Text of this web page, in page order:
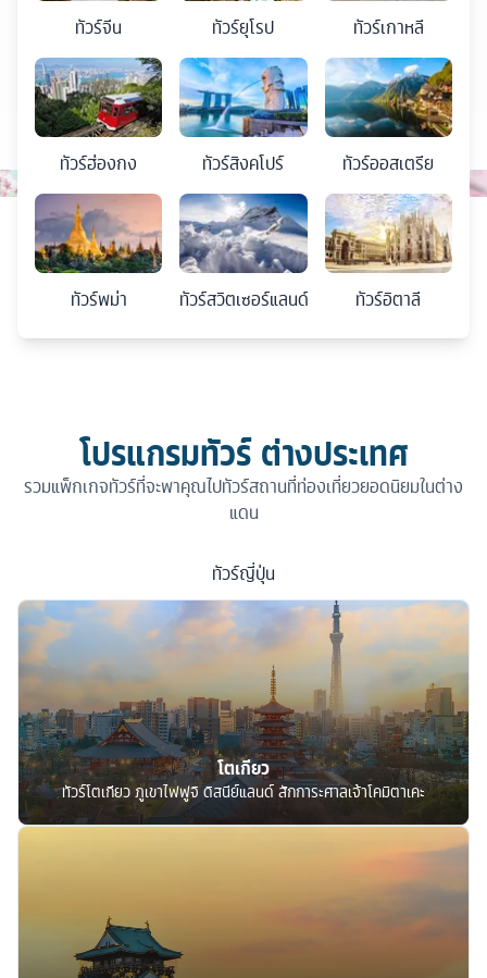
ทัวร์จีน ทัวร์ยุโรป ทัวร์เกาหลี
ทัวร์ฮ่องกง ทัวร์สิงคโปร์ ทัวร์ออสเตรีย
ทัวร์พม่า ทัวร์สวิตเซอร์แลนด์ ทัวร์อิตาลี
โปรแกรมทัวร์ ต่างประเทศ
รวมแพ็กเกจทัวร์ที่จะพาคุณไปทัวร์สถานที่ท่องเที่ยวยอดนิยมในต่าง
แดน
ทัวร์ญี่ปุ่น
โตเกียว
ทัวร์โตเกียว ภูเขาไฟฟูจิ ดิสนีย์แลนด์ สักการะศาลเจ้าโคมิตาเคะ